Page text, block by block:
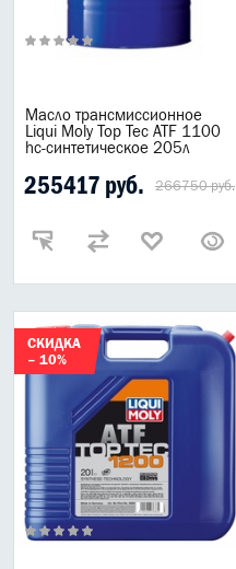
Масло трансмиссионное
Liqui Moly Top Tec ATF 1100
hc-синтетическое 205л
255417 руб. 266750 руб.
СКИДКА
– 10%